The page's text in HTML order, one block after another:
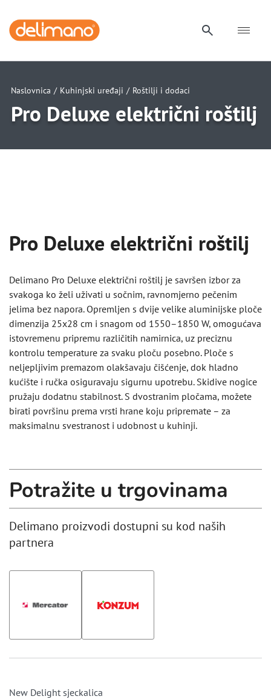
Naslovnica / Kuhinjski uređaji / Roštilji i dodaci
Pro Deluxe električni roštilj
Pro Deluxe električni roštilj
Delimano Pro Deluxe električni roštilj je savršen izbor za
svakoga ko želi uživati u sočnim, ravnomjerno pečenim
jelima bez napora. Opremljen s dvije velike aluminijske ploče
dimenzija 25x28 cm i snagom od 1550–1850 W, omogućava
istovremenu pripremu različitih namirnica, uz preciznu
kontrolu temperature za svaku ploču posebno. Ploče s
neljepljivim premazom olakšavaju čišćenje, dok hladno
kućište i ručka osiguravaju sigurnu upotrebu. Skidive nogice
pružaju dodatnu stabilnost. S dvostranim pločama, možete
birati površinu prema vrsti hrane koju pripremate – za
maksimalnu svestranost i udobnost u kuhinji.
Potražite u trgovinama
Delimano proizvodi dostupni su kod naših
partnera
New Delight sjeckalica